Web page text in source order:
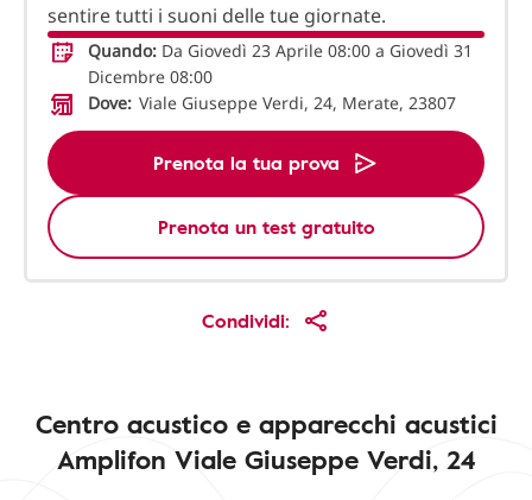
sentire tutti i suoni delle tue giornate.
Quando: Da Giovedì 23 Aprile 08:00 a Giovedì 31
Dicembre 08:00
Dove: Viale Giuseppe Verdi, 24, Merate, 23807
Prenota la tua prova
Prenota un test gratuito
Condividi:
Centro acustico e apparecchi acustici
Amplifon Viale Giuseppe Verdi, 24